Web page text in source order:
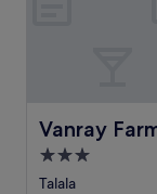
Vanray
Vanray Farm
Hébergement
3.0 étoiles
Talala